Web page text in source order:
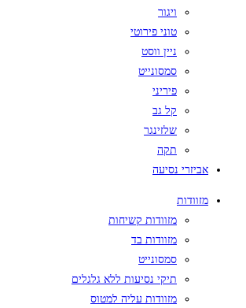
ויגור
טוני פירוטי
ניין ווסט
סמסונייט
פיריני
קל גב
שלזינגר
תקה
אביזרי נסיעה
מזוודות
מזוודות קשיחות
מזוודות בד
סמסונייט
תיקי נסיעות ללא גלגלים
מזוודות עליה למטוס